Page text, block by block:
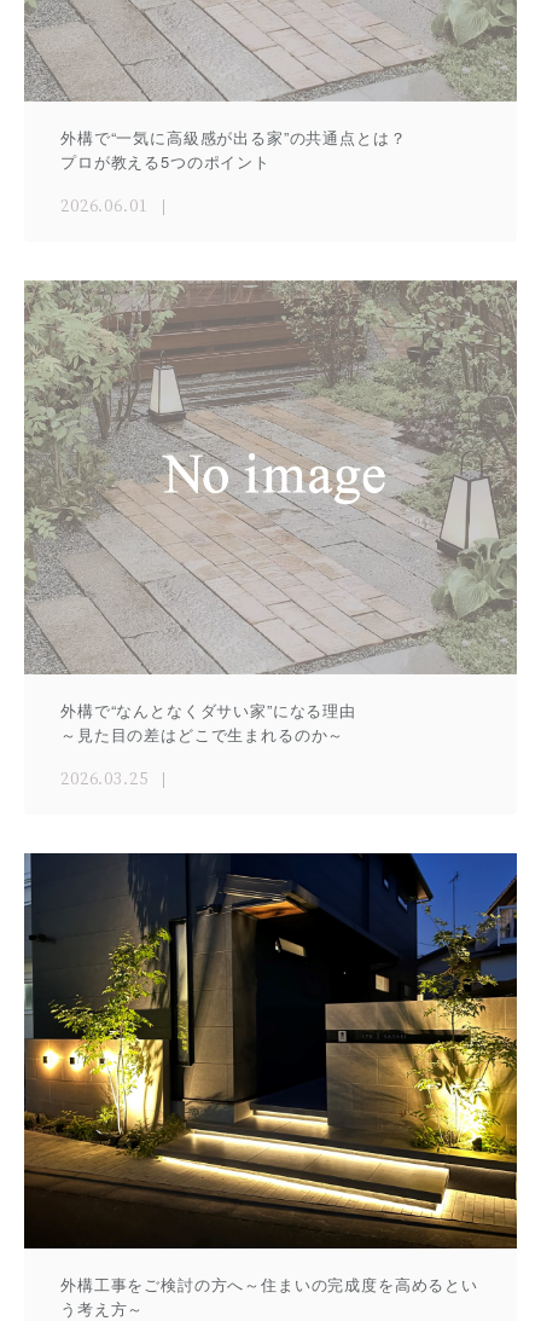
外構で“一気に高級感が出る家”の共通点とは？
プロが教える5つのポイント
2026.06.01
外構で“なんとなくダサい家”になる理由
～見た目の差はどこで生まれるのか～
2026.03.25
外構工事をご検討の方へ～住まいの完成度を高めるとい
う考え方～